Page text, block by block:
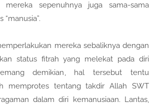
mereka sepenuhnya juga sama-sama
mereka sebaliknya dengan
status fitrah yang melekat pada diri
demikian, hal tersebut tentu
memprotes tentang takdir Allah SWT
dalam diri kemanusiaan. Lantas,